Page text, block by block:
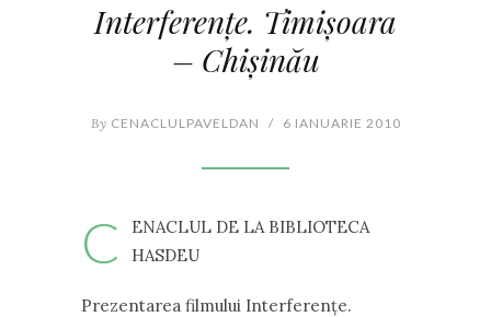
Interferenţe. Timişoara
– Chişinău
By CENACLULPAVELDAN / 6 IANUARIE 2010
C
ENACLUL DE LA BIBLIOTECA
HASDEU
Prezentarea filmului Interferenţe.